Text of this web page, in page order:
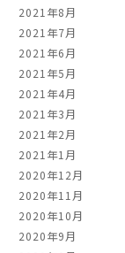
2021年8月
2021年7月
2021年6月
2021年5月
2021年4月
2021年3月
2021年2月
2021年1月
2020年12月
2020年11月
2020年10月
2020年9月